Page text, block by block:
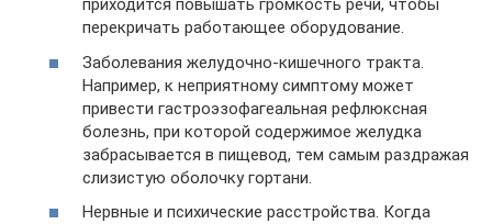
приходится повышать громкость речи, чтобы
перекричать работающее оборудование.
Заболевания желудочно-кишечного тракта.
Например, к неприятному симптому может
привести гастроэзофагеальная рефлюксная
болезнь, при которой содержимое желудка
забрасывается в пищевод, тем самым раздражая
слизистую оболочку гортани.
Нервные и психические расстройства. Когда